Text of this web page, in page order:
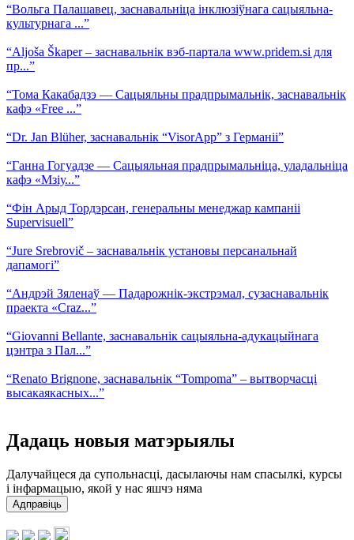
“Вольга Палашавец, заснавальніца інклюзіўнага сацыяльна-
культурнага ...”
“Aljoša Škaper – заснавальнік вэб-партала www.pridem.si для
пр...”
“Тома Какабадзэ — Сацыяльны прадпрымальнік, заснавальнік
кафэ «Free ...”
“Dr. Jan Blüher, заснавальнік “VisorApp” з Германіі”
“Ганна Гогуадзе — Сацыяльная прадпрымальніца, уладальніца
кафэ «Мзіу...”
“Фін Арыд Тордэрсан, генеральны менеджар кампаніі
Supervisuell”
“Jure Srebrovič – заснавальнік установы персанальнай
дапамогі”
“Андрэй Зяленаў — Падарожнік-экстрэмал, сузаснавальнік
праекта «Craz...”
“Giovanni Bellante, заснавальнік сацыяльна-адукацыйнага
цэнтра з Пал...”
“Renato Brignone, заснавальнік “Tompoma” – вытворчасці
высакаякасных...”
Дадаць новыя матэрыялы
Далучайцеся да супольнасці, дасылаючы нам спасылкі, курсы
і інфармацыю, якой у нас яшчэ няма
Адправіць